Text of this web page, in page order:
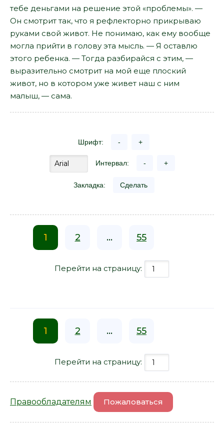
тебе деньгами на решение этой «проблемы». —
Он смотрит так, что я рефлекторно прикрываю
руками свой живот. Не понимаю, как ему вообще
могла прийти в голову эта мысль. — Я оставлю
этого ребенка. — Тогда разбирайся с этим, —
выразительно смотрит на мой еще плоский
живот, но в котором уже живет наш с ним
малыш, — сама.
Шрифт: - +
Интервал: - +
Закладка: Сделать
1 2 ... 55
Перейти на страницу:
1 2 ... 55
Перейти на страницу:
Правообладателям Пожаловаться